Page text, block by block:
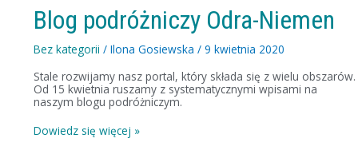
Blog podróżniczy Odra-Niemen
Bez kategorii /Ilona Gosiewska/9 kwietnia 2020
Stale rozwijamy nasz portal, który składa się z wielu obszarów.
Od 15 kwietnia ruszamy z systematycznymi wpisami na
naszym blogu podróżniczym.
Blog
podróżniczy
Niemen
Dowiedz się więcej »